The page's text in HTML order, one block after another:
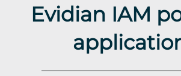
Evidian IAM